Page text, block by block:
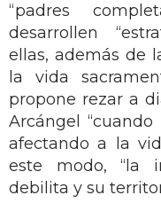
“padres
desarrollen
ellas, además de
la vida
propone rezar a
Arcángel
afectando a la
este modo, “la
debilita y su